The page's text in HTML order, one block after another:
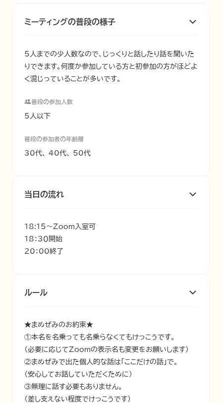
ミーティングの普段の様子
5人までの少人数なので、じっくりと話したり話を聞いた
りできます。何度か参加している方と初参加の方がほどよ
く混じっていることが多いです。
普段の参加人数
5人以下
普段の参加者の年齢層
30代、 40代、 50代
当日の流れ
18:15～Zoom入室可
18：3０開始
20：00終了
ルール
★まめぜみのお約束★
①本名を名乗っても名乗らなくてもけっこうです。
（必要に応じてZoomの表示名も変更をお願いします）
②まめぜみで出た個人的な話は「ここだけの話」で。
（安心してお話していただくために）
③無理に話す必要もありません。
（差し支えない程度でけっこうです）